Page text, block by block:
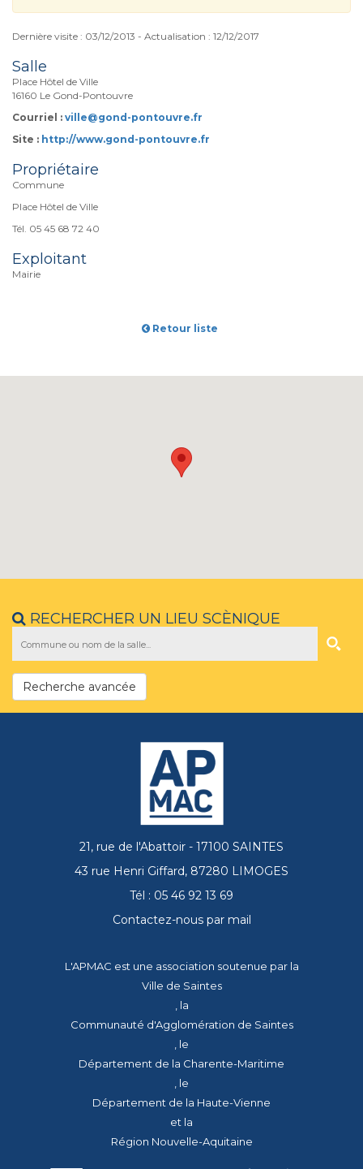
Dernière visite : 03/12/2013 - Actualisation : 12/12/2017
Salle
Place Hôtel de Ville
16160 Le Gond-Pontouvre
Courriel : ville@gond-pontouvre.fr
Site : http://www.gond-pontouvre.fr
Propriétaire
Commune
Place Hôtel de Ville
Tél. 05 45 68 72 40
Exploitant
Mairie
Retour liste
RECHERCHER UN LIEU SCÈNIQUE
Recherche avancée
21, rue de l'Abattoir - 17100 SAINTES
43 rue Henri Giffard, 87280 LIMOGES
Tél : 05 46 92 13 69
Contactez-nous par mail
L'APMAC est une association soutenue par la
Ville de Saintes
, la
Communauté d'Agglomération de Saintes
, le
Département de la Charente-Maritime
, le
Département de la Haute-Vienne
et la
Région Nouvelle-Aquitaine